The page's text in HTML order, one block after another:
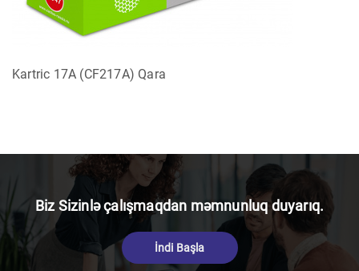
Kartric 17A (CF217A) Qara
Biz Sizinlə çalışmaqdan məmnunluq duyarıq.
İndi Başla